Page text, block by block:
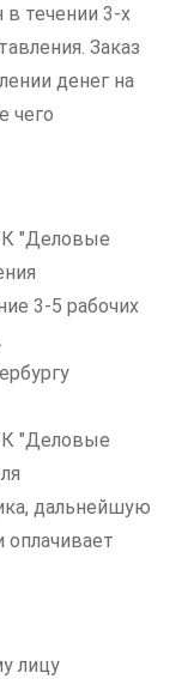
течении 3-х
Заказ
денег на
чего
"Деловые
3-5 рабочих
"Деловые
дальнейшую
оплачивает
лицу